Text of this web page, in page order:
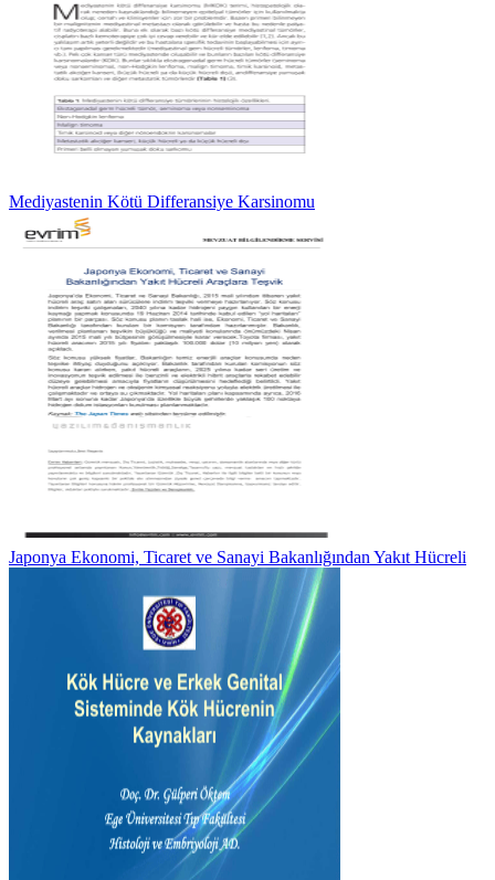
Mediyastenin Kötü Differansiye Karsinomu
Japonya Ekonomi, Ticaret ve Sanayi Bakanlığından Yakıt Hücreli